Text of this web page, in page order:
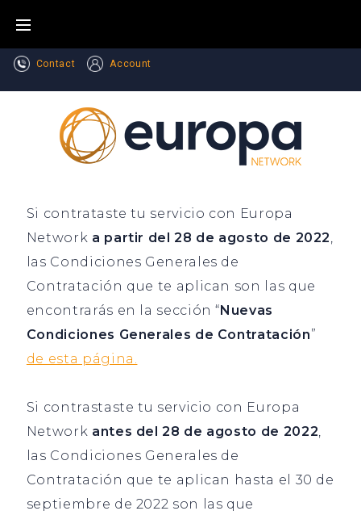
Contact Account
Si contrataste tu servicio con Europa
Network a partir del 28 de agosto de 2022,
las Condiciones Generales de
Contratación que te aplican son las que
encontrarás en la sección “Nuevas
Condiciones Generales de Contratación”
de esta página.
Si contrastaste tu servicio con Europa
Network antes del 28 de agosto de 2022,
las Condiciones Generales de
Contratación que te aplican hasta el 30 de
septiembre de 2022 son las que